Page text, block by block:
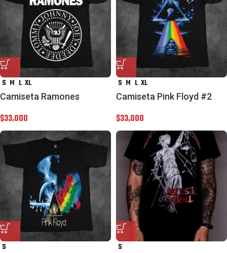
S M L XL
Camiseta Ramones
$33,000
S M L XL
Camiseta Pink Floyd #2
$33,000
S S